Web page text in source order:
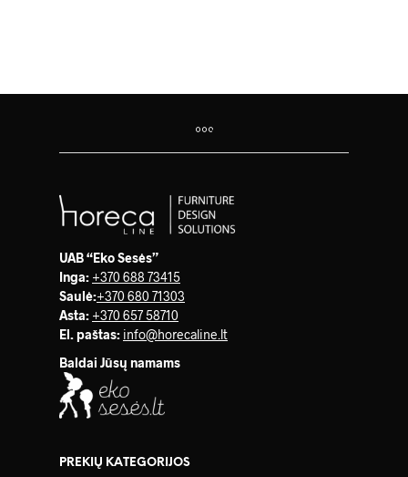
UAB “Eko Sesės”
Inga: +370 688 73415
Saulė:+370 680 71303
Asta: +370 657 58710
El. paštas: info@horecaline.lt
Baldai Jūsų namams
PREKIŲ KATEGORIJOS